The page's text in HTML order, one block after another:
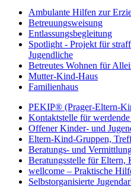
Ambulante Hilfen zur
Betreuungsweisung
Entlassungsbegleitung
Spotlight - Projekt für
Jugendliche
Betreutes Wohnen für
Mutter-Kind-Haus
Familienhaus
PEKIP® (Prager-Eltern-
Kontaktstelle für
Offener Kinder- und
Eltern-Kind-Gruppen,
Beratungs- und
Beratungsstelle für Eltern,
wellcome – Praktische
Selbstorganisierte